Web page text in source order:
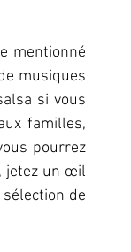
mentionné
musiques
si vous
familles,
pourrez
jetez un œil
de